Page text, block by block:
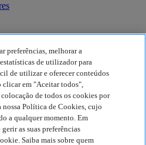
preferências, melhorar a
de utilizador para
de utilizar e oferecer conteúdos
clicar em "Aceitar todos",
de todos os cookies por
nossa Política de Cookies, cujo
a qualquer momento. Em
as suas preferências
Saiba mais sobre quem